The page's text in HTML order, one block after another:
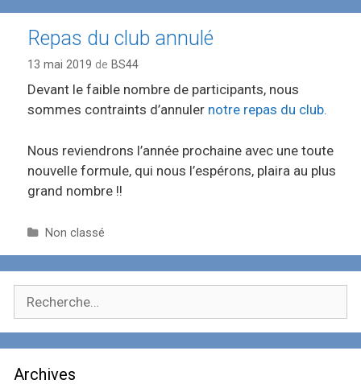
Repas du club annulé
13 mai 2019 de BS44
Devant le faible nombre de participants, nous
sommes contraints d’annuler notre repas du club.
Nous reviendrons l’année prochaine avec une toute
nouvelle formule, qui nous l’espérons, plaira au plus
grand nombre !!
C
é
g
o
r
i
e
Non classé
e
c
e
Archives